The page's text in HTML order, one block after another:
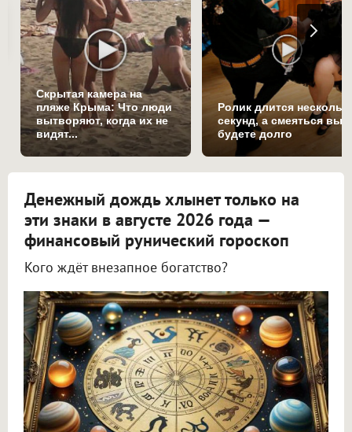
Скрытая камера на
пляже Крыма: Что люди
вытворяют, когда их не
видят...
Ролик длится
секунд, а смеяться вы
будете долго
Денежный дождь хлынет только на
эти знаки в августе 2026 года —
финансовый рунический гороскоп
Кого ждёт внезапное богатство?